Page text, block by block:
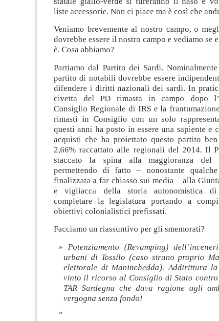
liste accessorie. Non ci piace ma è così che
Veniamo brevemente al nostro campo, o
dovrebbe essere il nostro campo e vediamo se
è. Cosa abbiamo?
Partiamo dal Partito dei Sardi.
partito di notabili dovrebbe essere
difendere i diritti nazionali dei sardi. In
civetta del PD rimasta in campo dopo
Consiglio Regionale di IRS e la
rimasti in Consiglio con un solo
questi anni ha posto in essere una sapiente e
acquisti che ha proiettato questo partito
2,66% raccattato alle regionali del 2014. Il
staccato la spina alla maggioranza del
permettendo di fatto – nonostante
finalizzata a far chiasso sui media – alla
e vigliacca della storia autonomistica
completare la legislatura portando a
obiettivi colonialistici prefissati.
Facciamo un riassuntivo per gli smemorati?
Potenziamento (Revamping)
urbani di Tossilo (caso strano proprio
elettorale di Maninchedda). Addirittura la
vinto il ricorso al Consiglio di Stato contro
TAR Sardegna che dava ragione agli
vergogna senza fondo!